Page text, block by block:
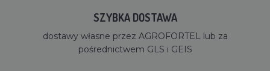
SZYBKA DOSTAWA
dostawy własne przez AGROFORTEL lub za
pośrednictwem GLS i GEIS